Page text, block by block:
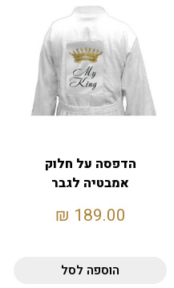
הדפסה על חלוק
אמבטיה לגבר
189.00
₪
הוספה לסל